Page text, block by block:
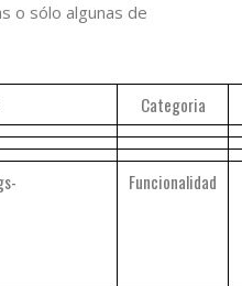
o sólo algunas de
Categoria
Funcionalidad